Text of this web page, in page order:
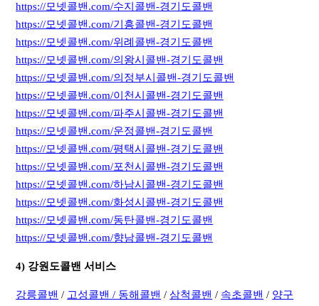
https://모넷콜밴.com/수지콜밴-경기도콜밴
https://모넷콜밴.com/기흥콜밴-경기도콜밴
https://모넷콜밴.com/위례콜밴-경기도콜밴
https://모넷콜밴.com/의왕시콜밴-경기도콜밴
https://모넷콜밴.com/의정부시콜밴-경기도콜밴
https://모넷콜밴.com/이천시콜밴-경기도콜밴
https://모넷콜밴.com/파주시콜밴-경기도콜밴
https://모넷콜밴.com/운정콜밴-경기도콜밴
https://모넷콜밴.com/평택시콜밴-경기도콜밴
https://모넷콜밴.com/포천시콜밴-경기도콜밴
https://모넷콜밴.com/하남시콜밴-경기도콜밴
https://모넷콜밴.com/화성시콜밴-경기도콜밴
https://모넷콜밴.com/동탄콜밴-경기도콜밴
https://모넷콜밴.com/향남콜밴-경기도콜밴
4) 강원도콜밴 서비스
강릉콜밴 / 고성콜밴 / 동해콜밴 /삼척콜밴 / 속초콜밴 / 양구